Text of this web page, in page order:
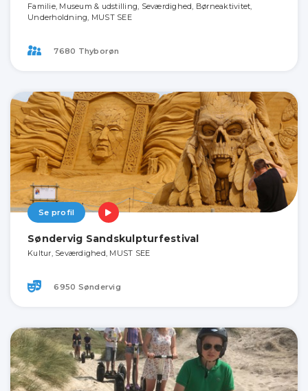
Familie, Museum & udstilling, Seværdighed, Børneaktivitet,
Underholdning, MUST SEE
7680 Thyborøn
Se profil
Søndervig Sandskulpturfestival
Kultur, Seværdighed, MUST SEE
6950 Søndervig